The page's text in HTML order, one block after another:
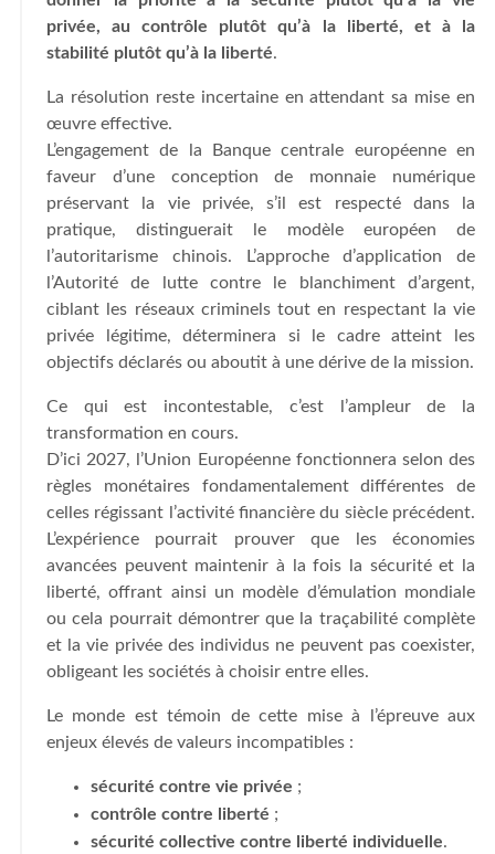
privée, au contrôle plutôt qu’à la liberté, et à la
stabilité plutôt qu’à la liberté.
La résolution reste incertaine en attendant sa mise en
œuvre effective.
L’engagement de la Banque centrale européenne en
faveur d’une conception de monnaie numérique
préservant la vie privée, s’il est respecté dans la
pratique, distinguerait le modèle européen de
l’autoritarisme chinois. L’approche d’application de
l’Autorité de lutte contre le blanchiment d’argent,
ciblant les réseaux criminels tout en respectant la vie
privée légitime, déterminera si le cadre atteint les
objectifs déclarés ou aboutit à une dérive de la mission.
Ce qui est incontestable, c’est l’ampleur de la
transformation en cours.
D’ici 2027, l’Union Européenne fonctionnera selon des
règles monétaires fondamentalement différentes de
celles régissant l’activité financière du siècle précédent.
L’expérience pourrait prouver que les économies
avancées peuvent maintenir à la fois la sécurité et la
liberté, offrant ainsi un modèle d’émulation mondiale
ou cela pourrait démontrer que la traçabilité complète
et la vie privée des individus ne peuvent pas coexister,
obligeant les sociétés à choisir entre elles.
Le monde est témoin de cette mise à l’épreuve aux
enjeux élevés de valeurs incompatibles :
sécurité contre vie privée ;
contrôle contre liberté ;
sécurité collective contre liberté individuelle.